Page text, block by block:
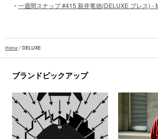
一週間スナップ #415 新井竜徳(DELUXE プレス) -
Home / DELUXE
ブランドピックアップ